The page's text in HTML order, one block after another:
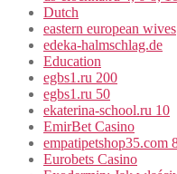
Dutch
eastern european wives
edeka-halmschlag.de
Education
egbs1.ru 200
egbs1.ru 50
ekaterina-school.ru 10
EmirBet Casino
empatipetshop35.com
Eurobets Casino